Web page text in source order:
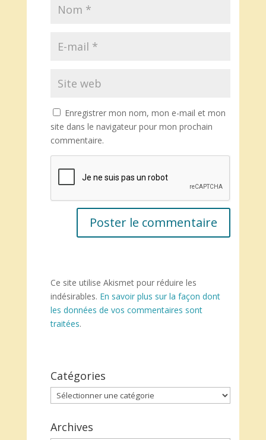
Enregistrer mon nom, mon e-mail et mon
site dans le navigateur pour mon prochain
commentaire.
Ce site utilise Akismet pour réduire les
indésirables. En savoir plus sur la façon dont
les données de vos commentaires sont
traitées.
Catégories
Catégories
Archives